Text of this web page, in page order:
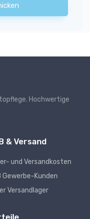
Hochwertige
& Versand
und Versandkosten
Gewerbe-Kunden
Versandlager